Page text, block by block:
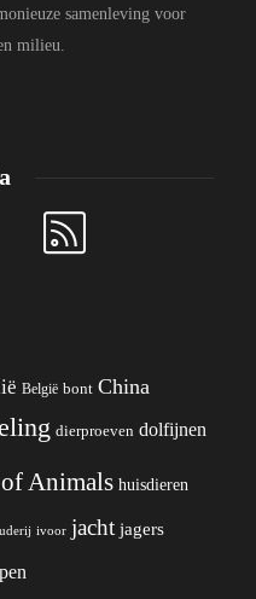
samenleving voor
milieu.
België bont China
dierproeven dolfijnen
Animals huisdieren
ivoor jacht jagers